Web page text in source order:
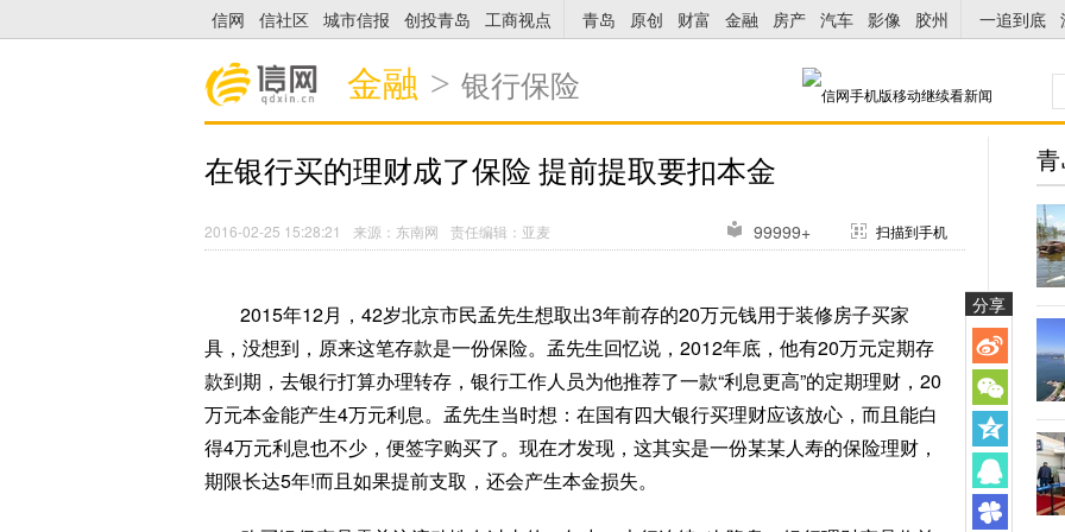
信网 信社区 城市信报 创投青岛 工商视点 青岛 原创 财富 金融 房产 汽车 影像 胶州 一追到底
金融 > 银行保险
在银行买的理财成了保险 提前提取要扣本金
2016-02-25 15:28:21 来源：东南网 责任编辑：亚麦 99999+ 扫描到手机
2015年12月，42岁北京市民孟先生想取出3年前存的20万元钱用于装修房子买家
具，没想到，原来这笔存款是一份保险。孟先生回忆说，2012年底，他有20万元定期存
款到期，去银行打算办理转存，银行工作人员为他推荐了一款“利息更高”的定期理财，20
万元本金能产生4万元利息。孟先生当时想：在国有四大银行买理财应该放心，而且能白
得4万元利息也不少，便签字购买了。现在才发现，这其实是一份某某人寿的保险理财，
期限长达5年!而且如果提前支取，还会产生本金损失。
分享
青